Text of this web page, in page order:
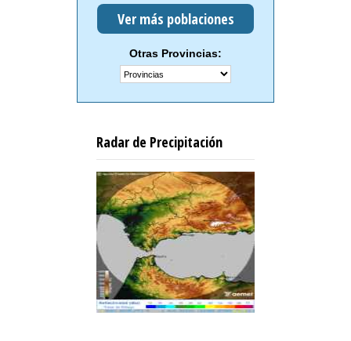
Ver más poblaciones
Otras Provincias:
Radar de Precipitación